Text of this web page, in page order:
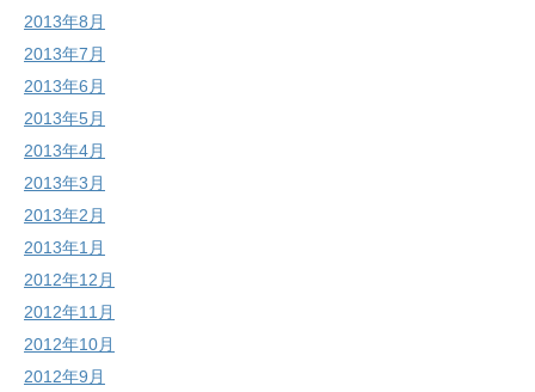
2013年8月
2013年7月
2013年6月
2013年5月
2013年4月
2013年3月
2013年2月
2013年1月
2012年12月
2012年11月
2012年10月
2012年9月